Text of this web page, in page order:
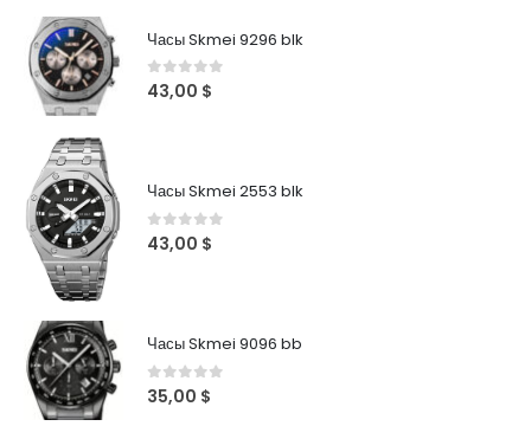
Часы Skmei 9296 blk
0 out of 5
43,00 $
Часы Skmei 2553 blk
0 out of 5
43,00 $
Часы Skmei 9096 bb
0out of 5
35,00 $